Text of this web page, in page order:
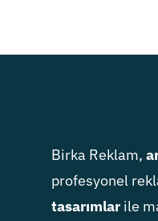
Birka Reklam,
profesyonel
tasarımlarile